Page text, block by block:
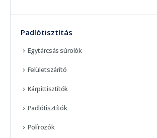
Padlótisztítás
Egytárcsás súrolók
Felületszárító
Kárpittisztítók
Padlótisztítók
Polírozók